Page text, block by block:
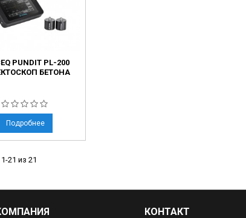
PUNDIT PL-200
БЕТОНА
Подробнее
21 из 21
КОНТАКТ